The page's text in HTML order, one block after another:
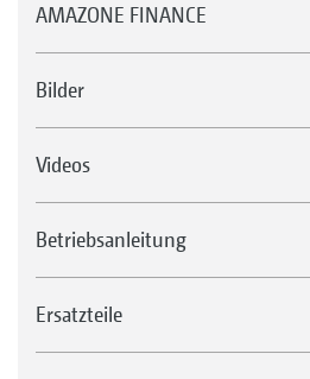
AMAZONE FINANCE
Bilder
Videos
Betriebsanleitung
Ersatzteile